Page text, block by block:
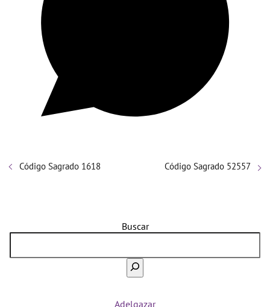
Código Sagrado 1618 Código Sagrado 52557
Buscar
Adelgazar